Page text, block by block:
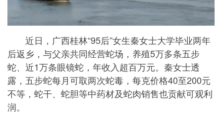
近日，广西桂林“95后”女生秦女士大学毕业两年
后返乡，与父亲共同经营蛇场，养殖5万多条五步
蛇、近1万条眼镜蛇，年收入超百万元。秦女士透
露，五步蛇每月可取两次蛇毒，每克价格40至200元
不等，蛇干、蛇胆等中药材及蛇肉销售也贡献可观利
润。